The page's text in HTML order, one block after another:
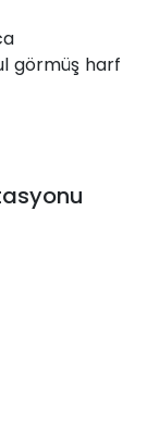
görmüş harf